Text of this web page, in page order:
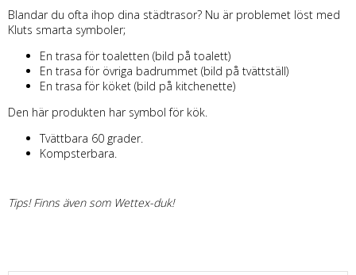
Blandar du ofta ihop dina städtrasor? Nu är problemet löst med
Kluts smarta symboler;
En trasa för toaletten (bild på toalett)
En trasa för övriga badrummet (bild på tvättställ)
En trasa för köket (bild på kitchenette)
Den här produkten har symbol för kök.
Tvättbara 60 grader.
Kompsterbara.
Tips! Finns även som Wettex-duk!